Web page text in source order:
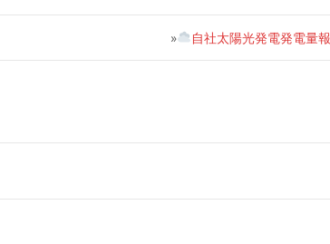
自社太陽光発電発電量
»